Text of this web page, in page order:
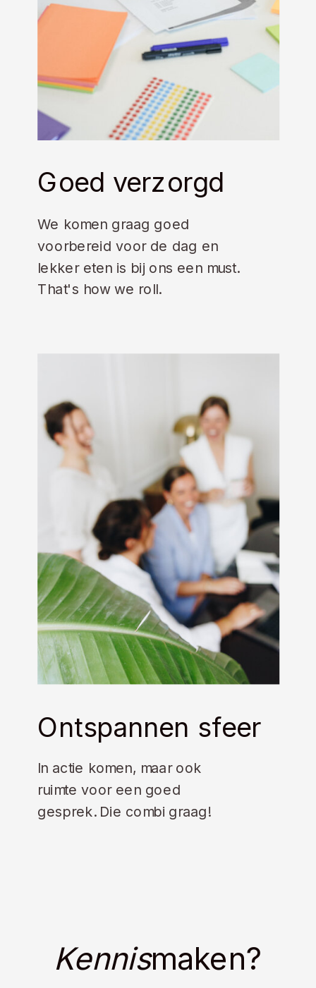
Goed verzorgd
We komen graag goed
voorbereid voor de dag en
lekker eten is bij ons een must.
That's how we roll.
Ontspannen sfeer
In actie komen, maar ook
ruimte voor een goed
gesprek. Die combi graag!
Kennismaken?